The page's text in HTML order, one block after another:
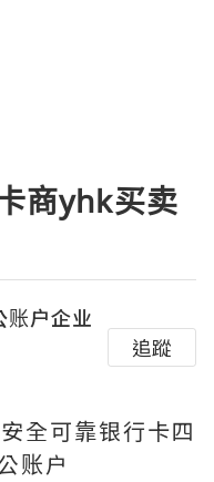
商yhk买卖
账户企业
追蹤
全可靠银行卡四
账户